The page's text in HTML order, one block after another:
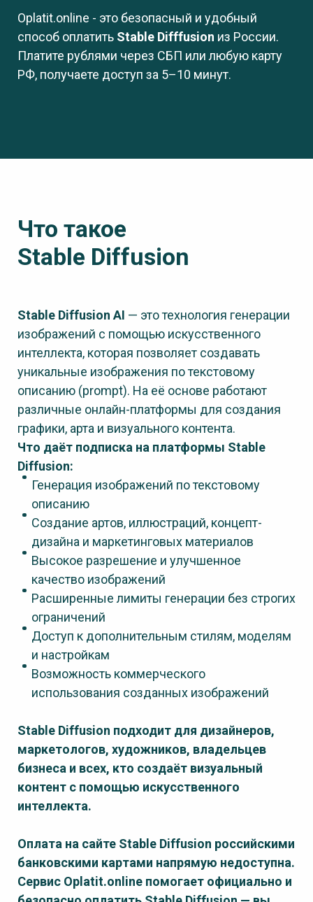
Oplatit.online - это безопасный и удобный
способ оплатить Stable Difffusion из России.
Платите рублями через СБП или любую карту
РФ, получаете доступ за 5–10 минут.
Что такое
Stable Diffusion
Stable Diffusion AI — это технология генерации
изображений с помощью искусственного
интеллекта, которая позволяет создавать
уникальные изображения по текстовому
описанию (prompt). На её основе работают
различные онлайн-платформы для создания
графики, арта и визуального контента.
Что даёт подписка на платформы Stable
Diffusion:
Генерация изображений по текстовому
описанию
Создание артов, иллюстраций, концепт-
дизайна и маркетинговых материалов
Высокое разрешение и улучшенное
качество изображений
Расширенные лимиты генерации без строгих
ограничений
Доступ к дополнительным стилям, моделям
и настройкам
Возможность коммерческого
использования созданных изображений
Stable Diffusion подходит для дизайнеров,
маркетологов, художников, владельцев
бизнеса и всех, кто создаёт визуальный
контент с помощью искусственного
интеллекта.
Оплата на сайте Stable Diffusion российскими
банковскими картами напрямую недоступна.
Сервис Oplatit.online помогает официально и